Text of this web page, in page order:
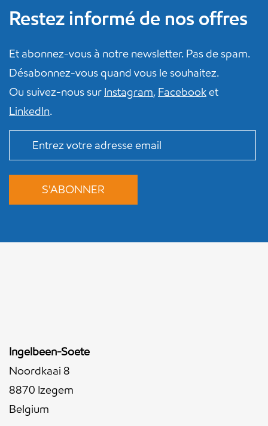
Restez informé de nos offres
Et abonnez-vous à notre newsletter. Pas de spam.
Désabonnez-vous quand vous le souhaitez.
Ou suivez-nous sur Instagram, Facebooket
LinkedIn.
Ingelbeen-Soete
Noordkaai 8
8870 Izegem
Belgium